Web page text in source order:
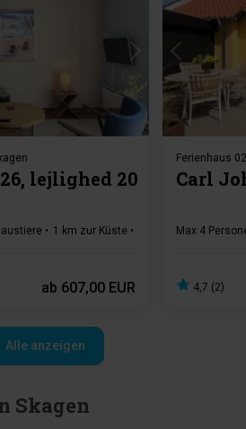
Lädt ...
lejlighed 20
1 km zur Küste 1 Schlafzimmer
ab 607,00 EUR
Ferienhaus
Carl
Max 4
4,7 (2)
Alle anzeigen
Skagen